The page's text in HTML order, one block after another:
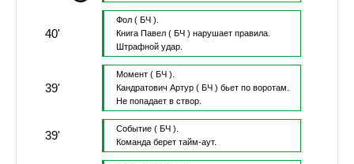
40'
Фол ( БЧ ).
Книга Павел( БЧ ) нарушает правила.
Штрафной удар.
39'
Момент ( БЧ ).
Кандратович Артур( БЧ ) бьет по воротам.
Не попадает в створ.
39' Событие ( БЧ ).
Команда берет тайм-аут.